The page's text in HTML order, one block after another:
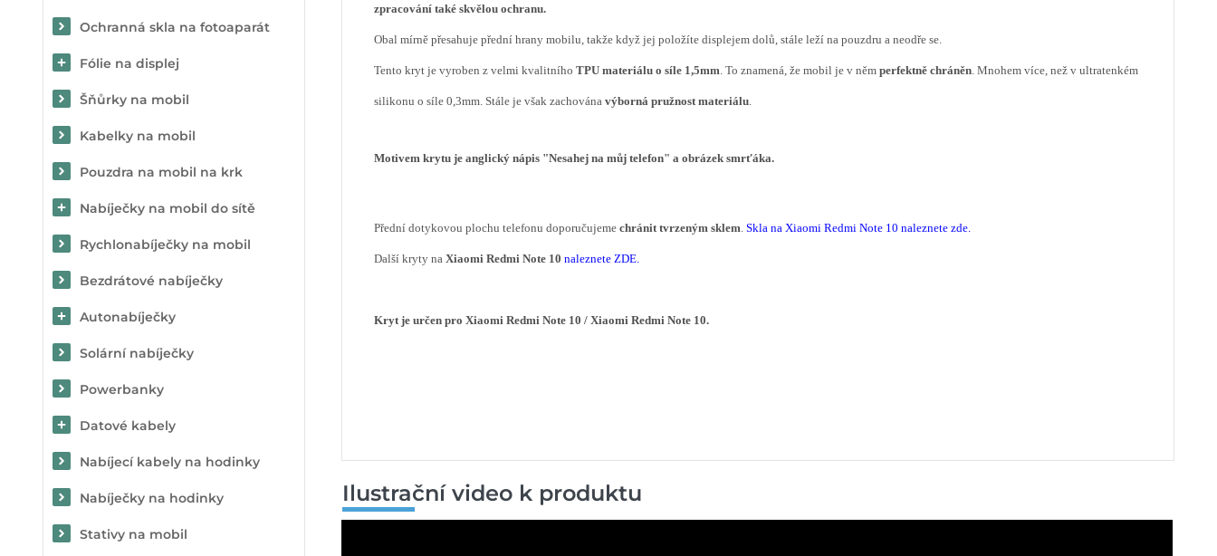
Ochranná skla na fotoaparát
Fólie na displej
Šňůrky na mobil
Kabelky na mobil
Pouzdra na mobil na krk
Nabíječky na mobil do sítě
Rychlonabíječky na mobil
Bezdrátové nabíječky
Autonabíječky
Solární nabíječky
Powerbanky
Datové kabely
Nabíjecí kabely na hodinky
Nabíječky na hodinky
Stativy na mobil
zpracování také skvělou ochranu.
Obal mírně přesahuje přední hrany mobilu, takže když jej položíte displejem dolů, stále leží na pouzdru a neodře se.
Tento kryt je vyroben z velmi kvalitního TPU materiálu o síle 1,5mm. To znamená, že mobil je v něm perfektně chráněn. Mnohem více, než v ultratenkém
silikonu o síle 0,3mm. Stále je však zachována výborná pružnost materiálu.
Motivem krytu je anglický nápis "Nesahej na můj telefon" a obrázek smrťáka.
Přední dotykovou plochu telefonu doporučujeme chránit tvrzeným sklem. Skla na Xiaomi Redmi Note 10 naleznete zde.
Další kryty na Xiaomi Redmi Note 10 naleznete ZDE.
Kryt je určen pro Xiaomi Redmi Note 10 / Xiaomi Redmi Note 10.
Ilustrační video k produktu